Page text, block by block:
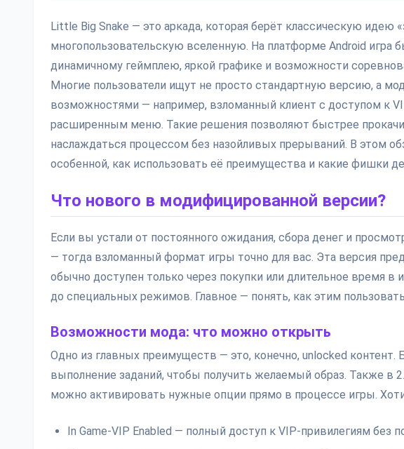
Little Big Snake — это аркада, которая берёт классическую
многопользовательскую вселенную. На платформе Android игра
динамичному геймплею, яркой графике и возможности
Многие пользователи ищут не просто стандартную версию, а
возможностями — например, взломанный клиент с доступом к
расширенным меню. Такие решения позволяют быстрее
наслаждаться процессом без назойливых прерываний. В этом
особенной, как использовать её преимущества и какие фишки
Что нового в модифицированной версии?
Если вы устали от постоянного ожидания, сбора денег и
— тогда взломанный формат игры точно для вас. Эта версия
обычно доступен только через покупки или длительное время в
до специальных режимов. Главное — понять, как этим
Возможности мода: что можно открыть
Одно из главных преимуществ — это, конечно, unlocked
выполнение заданий, чтобы получить желаемый образ. Также в
можно активировать нужные опции прямо в процессе игры.
In Game-VIP Enabled — полный доступ к VIP-привилегиям без